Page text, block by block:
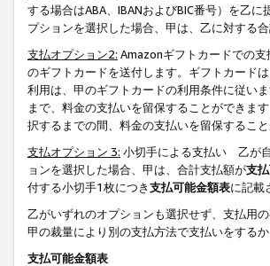
する場合はABA、IBANおよびBIC番号）を乙
プションを選択した場合、甲は、乙に対する
支払オプション2: Amazonギフトカードでの
のギフトカードを送付します。ギフトカード
利用は、甲のギフトカードの利用条件に従い
まで、料金の支払いを留保することができま
択するまでの間、料金の支払いを留保すること
支払オプション 3: 小切手による支払い 乙が
ョンを選択した場合、甲は、合計支払額が支
付する小切手1枚につき支払可能金額表に記載
乙がいずれのオプションも選択せず、支払用
甲の裁量により別の支払方法で支払いをする
支払可能金額表